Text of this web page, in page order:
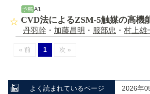
予稿 A1
CVD法によるZSM-5触媒の高機
丹羽幹 ・ 加藤昌明 ・ 服部忠 ・ 村上雄
« 前 1 次 »
よく読まれているページ 2026年